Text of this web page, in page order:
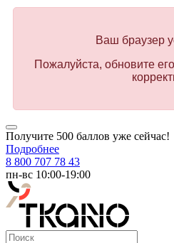
Ваш браузер
Пожалуйста, обновите
Получите 500 баллов уже сейчас!
Подробнее
8 800 707 78 43
пн-вс 10:00-19:00